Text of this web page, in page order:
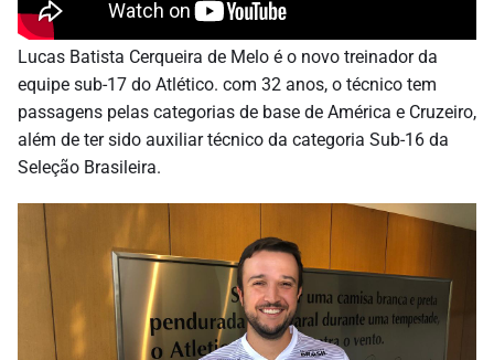
Lucas Batista Cerqueira de Melo é o novo treinador da
equipe sub-17 do Atlético. com 32 anos, o técnico tem
passagens pelas categorias de base de América e Cruzeiro,
além de ter sido auxiliar técnico da categoria Sub-16 da
Seleção Brasileira.